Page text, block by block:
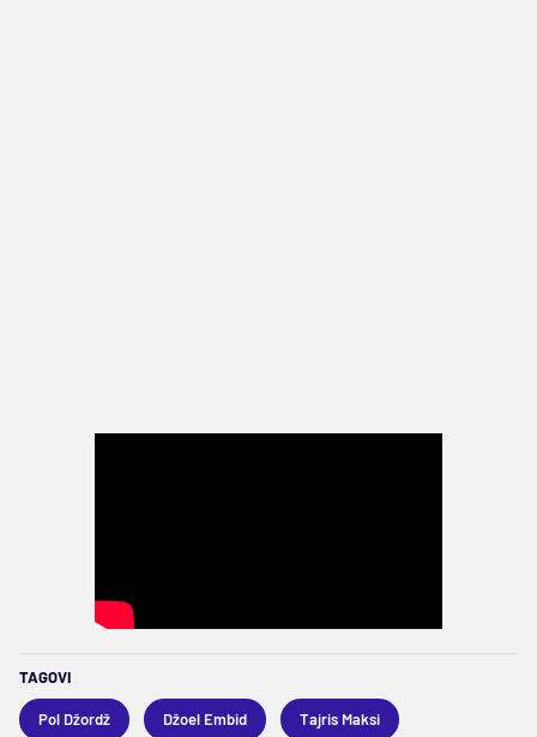
TAGOVI
Pol Džordž Džoel Embid Tajris Maksi